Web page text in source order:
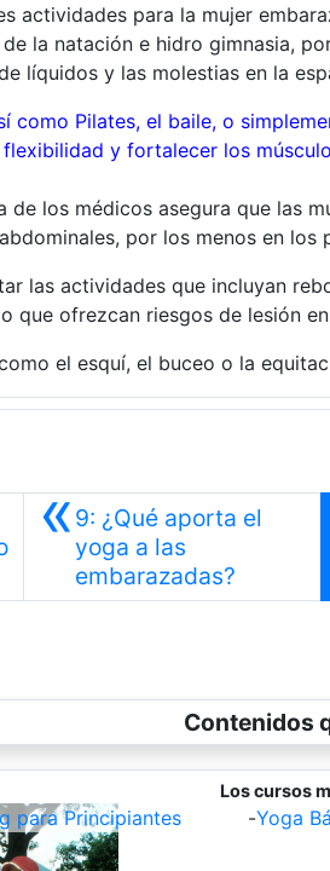
actividades para la mujer
la natación e hidro gimnasia,
líquidos y las molestias en la
como Pilates, el baile, o
y fortalecer los
de los médicos asegura que las
por los menos en los
las actividades que incluyan
que ofrezcan riesgos de lesión
el esquí, el buceo o la
«9: ¿Qué aporta el
yoga a las
embarazadas?Anterior
Contenidos
Los cursos
para Principiantes -Yoga